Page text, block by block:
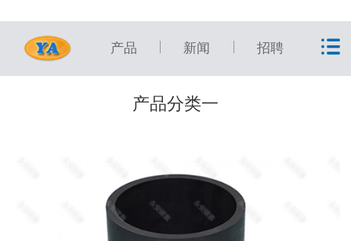
产品 新闻 招聘
产品分类一